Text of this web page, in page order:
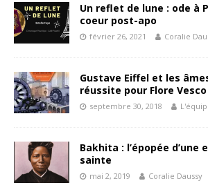
Un reflet de lune : ode à
coeur post-apo
février 26, 2021 Coralie
Gustave Eiffel et les
réussite pour Flore
septembre 30, 2018
Bakhita : l’épopée d’une
sainte
mai 2, 2019 Coralie Daussy